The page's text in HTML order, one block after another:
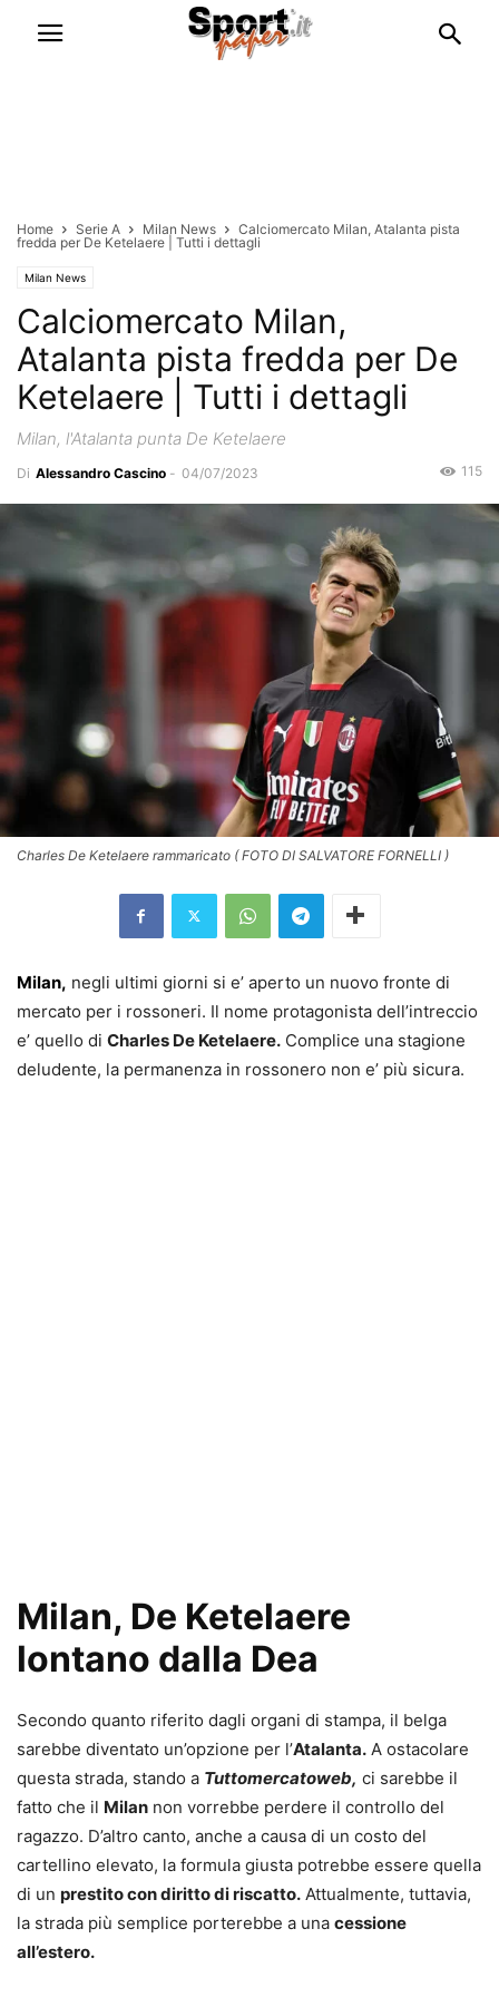
Home Serie A Milan News
Calciomercato Milan, Atalanta pista
fredda per De Ketelaere | Tutti i dettagli
Milan News
Calciomercato Milan,
Atalanta pista fredda per De
Ketelaere | Tutti i dettagli
Milan, l'Atalanta punta De Ketelaere
Di Alessandro Cascino - 04/07/2023 115
Charles De Ketelaere rammaricato ( FOTO DI SALVATORE FORNELLI )
Milan, negli ultimi giorni si e’ aperto un nuovo fronte di
mercato per i rossoneri. Il nome protagonista dell’intreccio
e’ quello di Charles De Ketelaere. Complice una stagione
deludente, la permanenza in rossonero non e’ più sicura.
Milan, De Ketelaere
lontano dalla Dea
Secondo quanto riferito dagli organi di stampa, il belga
sarebbe diventato un’opzione per l’Atalanta. A ostacolare
questa strada, stando a Tuttomercatoweb, ci sarebbe il
fatto che il Milan non vorrebbe perdere il controllo del
ragazzo. D’altro canto, anche a causa di un costo del
cartellino elevato, la formula giusta potrebbe essere quella
di un prestito con diritto di riscatto. Attualmente, tuttavia,
la strada più semplice porterebbe a una cessione
all’estero.